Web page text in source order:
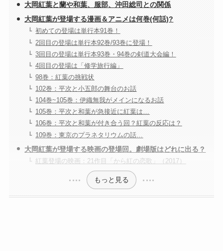
大岡紅葉と蘭や和葉、服部、沖田総司との関係
大岡紅葉が登場する漫画＆アニメは何巻(何話)?
初めての登場は単行本91巻！
2回目の登場は単行本92巻/93巻に登場！
3回目の登場は単行本93巻・94巻の剣道大会編！
4回目の登場は「修学旅行編」
98巻：紅葉の挑戦状
102巻：平次と小五郎の舞台のお話
104巻~105巻：伊織無我がメインになるお話
105巻：平次と和葉が急接近に紅葉は…
106巻：平次と和葉が付き合う回？紅葉の反応は？
109巻：東京のプラネタリウムの話…
大岡紅葉が登場する映画の登場回。劇場版はどれに出る？
紅葉登場の映画：21作目「から紅の恋歌」（2017）
もっと見る